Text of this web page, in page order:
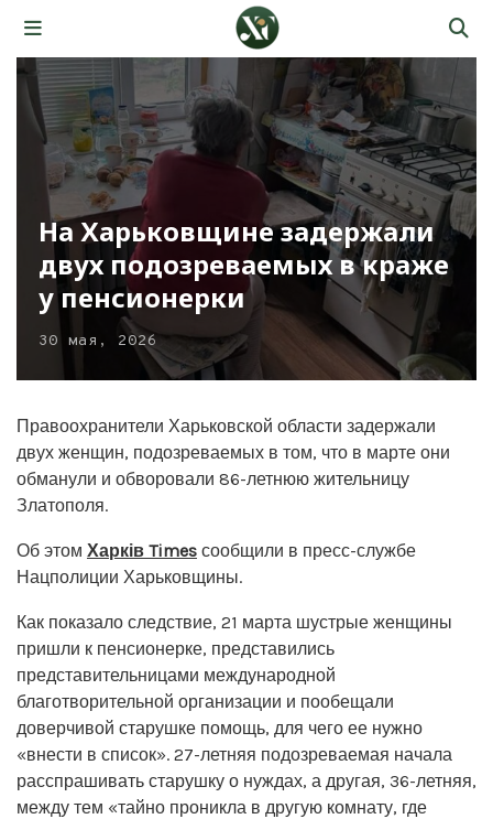
На Харьковщине задержали
двух подозреваемых в краже
у пенсионерки
30 мая, 2026
Правоохранители Харьковской области задержали
двух женщин, подозреваемых в том, что в марте они
обманули и обворовали 86-летнюю жительницу
Златополя.
Об этом Харків Times сообщили в пресс-службе
Нацполиции Харьковщины.
Как показало следствие, 21 марта шустрые женщины
пришли к пенсионерке, представились
представительницами международной
благотворительной организации и пообещали
доверчивой старушке помощь, для чего ее нужно
«внести в список». 27-летняя подозреваемая начала
расспрашивать старушку о нуждах, а другая, 36-летняя,
между тем «тайно проникла в другую комнату, где